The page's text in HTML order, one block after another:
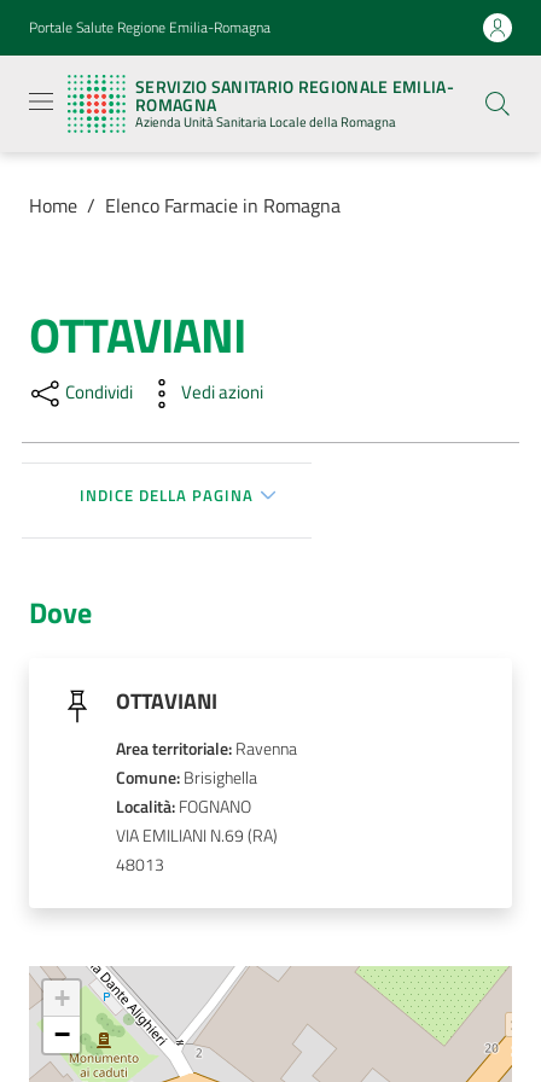
Vai al contenuto
Vai alla navigazione
Vai al footer
Portale Salute Regione Emilia-Romagna
SERVIZIO SANITARIO REGIONALE EMILIA-
ROMAGNA
Azienda Unità Sanitaria Locale della Romagna
Sanitario
Regionale
Emilia-
Romagna
Azienda
Sanitaria
Locale della
Azienda
Servizi
Luoghi
Comunica
Bandi
Home / Elenco Farmacie in Romagna
Salta al contenuto
OTTAVIANI
Condividi Vedi azioni
INDICE DELLA PAGINA
Dove
OTTAVIANI
Area territoriale:Ravenna
Comune: Brisighella
Località: FOGNANO
VIA EMILIANI N.69
48013
+
−